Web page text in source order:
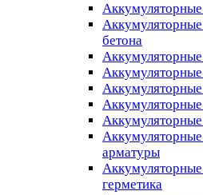
бетона
Аккумуляторные
арматуры
герметика